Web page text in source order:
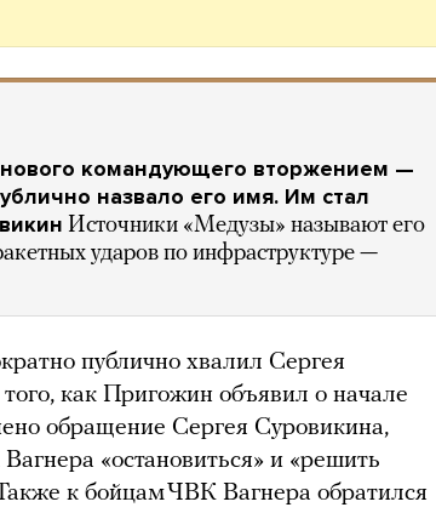
командующего вторжением —
назвало его имя. Им стал
Источники «Медузы» называют его
ударов по инфраструктуре —
публично хвалил Сергея
как Пригожин объявил о начале
обращение Сергея Суровикина,
«остановиться» и «решить
к бойцам ЧВК Вагнера обратился